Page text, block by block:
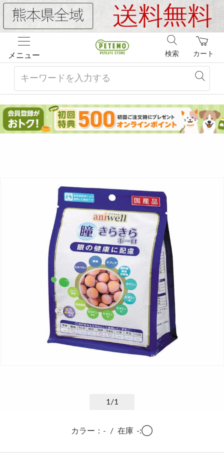
メニュー カート
検索
1/1
カラー：- / 在庫 -:◯